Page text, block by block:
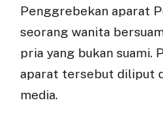
Penggrebekan aparat
seorang wanita
pria yang bukan suami.
aparat tersebut diliput
media.